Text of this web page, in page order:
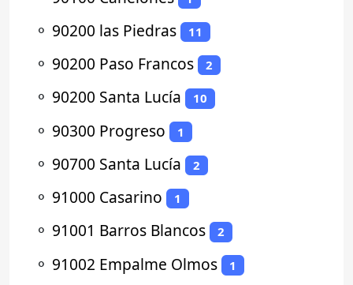
⚬ 90200 las Piedras 11
⚬ 90200 Paso Francos 2
⚬ 90200 Santa Lucía 10
⚬ 90300 Progreso 1
⚬ 90700 Santa Lucía 2
⚬ 91000 Casarino 1
⚬ 91001 Barros Blancos 2
⚬ 91002 Empalme Olmos 1